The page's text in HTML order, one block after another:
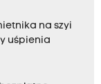
na szyi
uśpienia